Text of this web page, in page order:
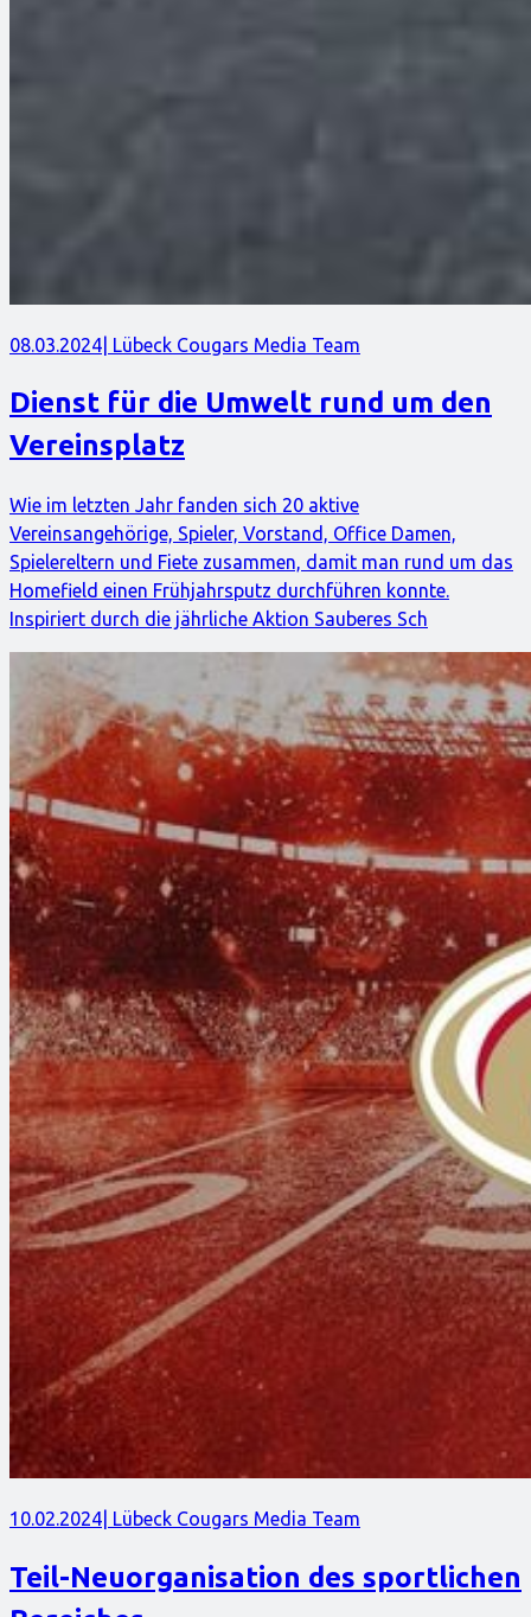
08.03.2024 | Lübeck Cougars Media Team
Dienst für die Umwelt rund um den
Vereinsplatz
Wie im letzten Jahr fanden sich 20 aktive
Vereinsangehörige, Spieler, Vorstand, Office Damen,
Spielereltern und Fiete zusammen, damit man rund um das
Homefield einen Frühjahrsputz durchführen konnte.
Inspiriert durch die jährliche Aktion Sauberes Sch
10.02.2024 | Lübeck Cougars Media Team
Teil-Neuorganisation des sportlichen